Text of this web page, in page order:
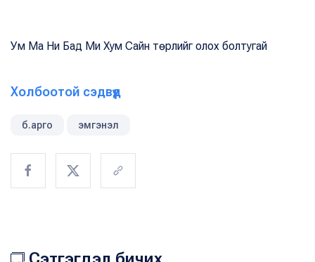
Ум Ма Ни Бад Ми Хум Сайн төрлийг олох болтугай
Холбоотой сэдвүүд
б.арго эмгэнэл